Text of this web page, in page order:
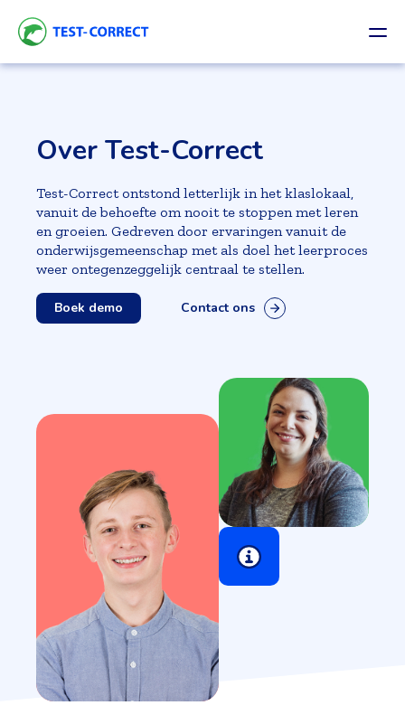
Over Test-Correct
Test-Correct ontstond letterlijk in het klaslokaal,
vanuit de behoefte om nooit te stoppen met leren
en groeien. Gedreven door ervaringen vanuit de
onderwijsgemeenschap met als doel het leerproces
weer ontegenzeggelijk centraal te stellen.
Boek demo Contact ons